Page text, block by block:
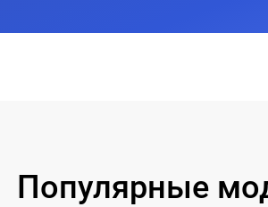
Популярные